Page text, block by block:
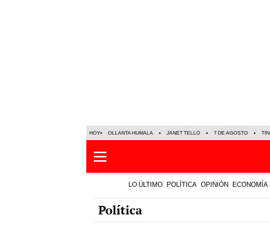
HOY OLLANTA HUMALA JANET TELLO 7 DE AGOSTO
LO ÚLTIMO POLÍTICA OPINIÓN ECONOMÍA
Política